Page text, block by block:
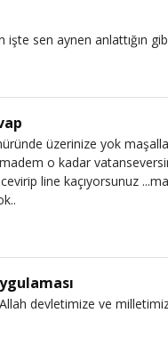
işte sen aynen anlattığın
üzerinize yok
o kadar
line kaçıyorsunuz
devletimize ve